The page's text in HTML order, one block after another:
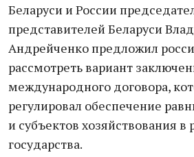
Беларуси и России
представителей Беларуси
Андрейченко предложил
рассмотреть вариант
международного договора,
регулировал обеспечение
и субъектов хозяйствования
государства.